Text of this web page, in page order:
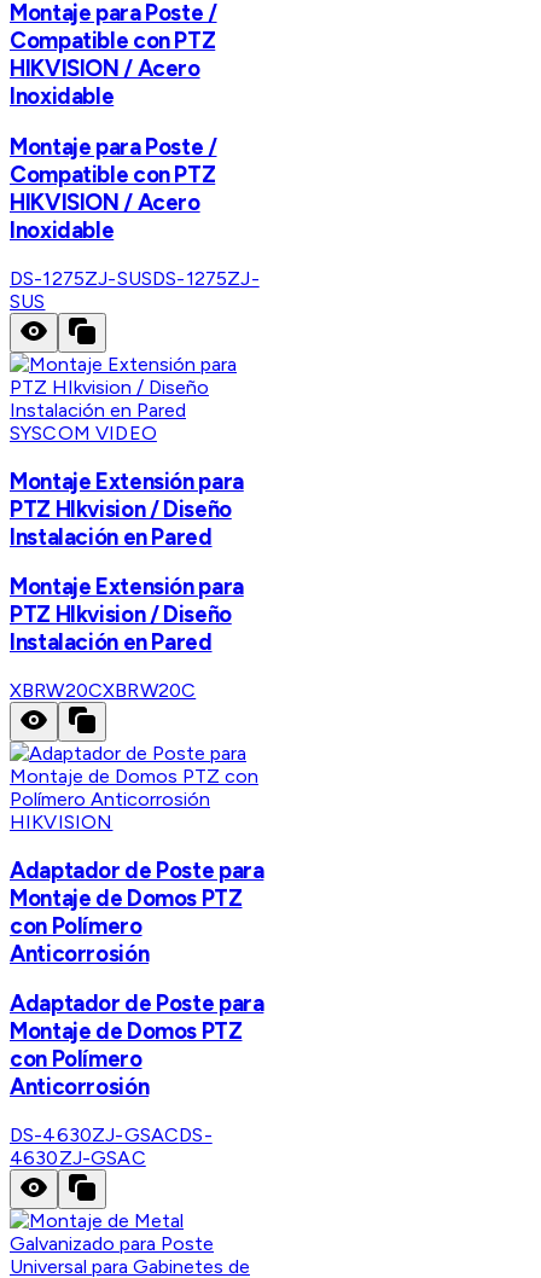
Montaje para Poste /
Compatible con PTZ
HIKVISION / Acero
Inoxidable
Montaje para Poste /
Compatible con PTZ
HIKVISION / Acero
Inoxidable
DS-1275ZJ-SUSDS-1275ZJ-
SUS
SYSCOM VIDEO
Montaje Extensión para
PTZ HIkvision / Diseño
Instalación en Pared
Montaje Extensión para
PTZ HIkvision / Diseño
Instalación en Pared
XBRW20CXBRW20C
HIKVISION
Adaptador de Poste para
Montaje de Domos PTZ
con Polímero
Anticorrosión
Adaptador de Poste para
Montaje de Domos PTZ
con Polímero
Anticorrosión
DS-4630ZJ-GSACDS-
4630ZJ-GSAC